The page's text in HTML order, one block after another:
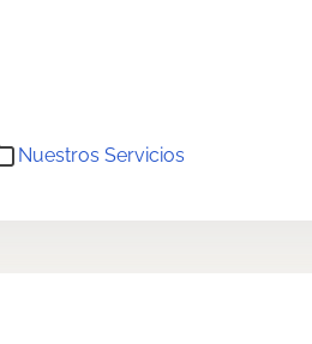
Nuestros Servicios